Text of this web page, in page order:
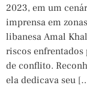
2023, em um
imprensa em
libanesa Amal
riscos enfrentados
de conflito.
ela dedicava seu